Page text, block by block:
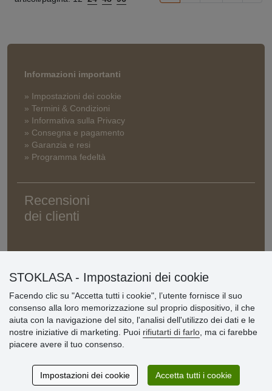
Informazioni importanti
» Impostazioni dei cookie
» Termini & Condizioni
» Informativa sulla Privacy
» Consegna e pagamento
» Garanzia e resi
» Programma fedeltà
Recensioni
dei clienti
© Stoklasa textilní galanterie s.r.o. 2026.
STOKLASA - Impostazioni dei cookie
Facendo clic su "Accetta tutti i cookie", l’utente fornisce il suo
consenso alla loro memorizzazione sul proprio dispositivo, il che
aiuta con la navigazione del sito, l'analisi dell'utilizzo dei dati e le
nostre iniziative di marketing. Puoi rifiutarti di farlo , ma ci farebbe
piacere avere il tuo consenso.
Impostazioni dei cookie Accetta tutti i cookie